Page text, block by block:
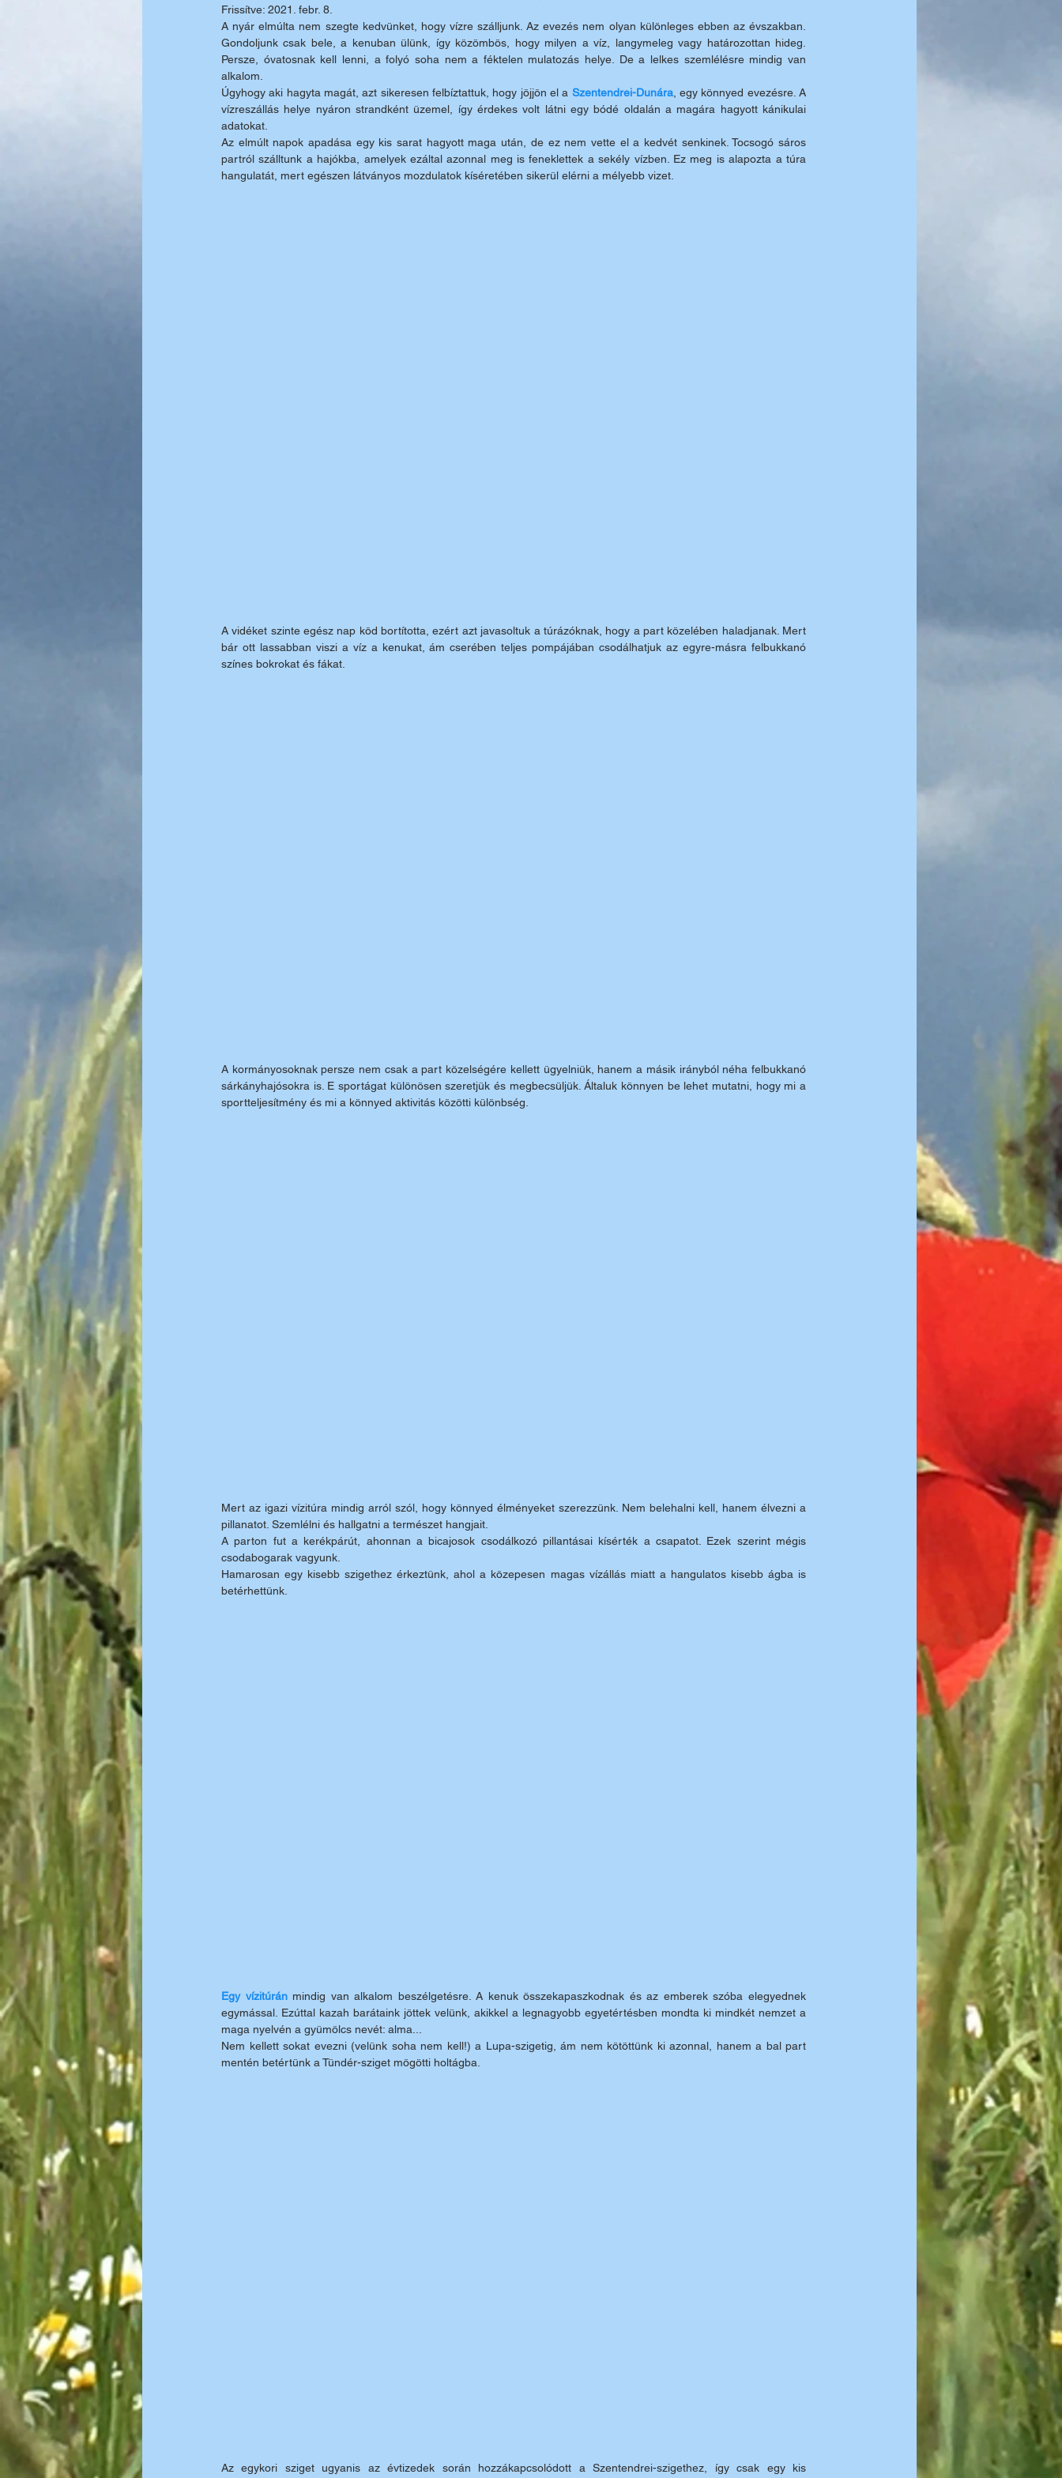
Frissítve: 2021. febr. 8.
A nyár elmúlta nem szegte kedvünket, hogy vízre szálljunk. Az evezés nem olyan különleges ebben az évszakban.
Gondoljunk csak bele, a kenuban ülünk, így közömbös, hogy milyen a víz, langymeleg vagy határozottan hideg.
Persze, óvatosnak kell lenni, a folyó soha nem a féktelen mulatozás helye. De a lelkes szemlélésre mindig van
alkalom.
Úgyhogy aki hagyta magát, azt sikeresen felbíztattuk, hogy jöjjön el a Szentendrei-Dunára, egy könnyed evezésre. A
vízreszállás helye nyáron strandként üzemel, így érdekes volt látni egy bódé oldalán a magára hagyott kánikulai
adatokat.
Az elmúlt napok apadása egy kis sarat hagyott maga után, de ez nem vette el a kedvét senkinek. Tocsogó sáros
partról szálltunk a hajókba, amelyek ezáltal azonnal meg is feneklettek a sekély vízben. Ez meg is alapozta a túra
hangulatát, mert egészen látványos mozdulatok kíséretében sikerül elérni a mélyebb vizet.
A vidéket szinte egész nap köd bortította, ezért azt javasoltuk a túrázóknak, hogy a part közelében haladjanak. Mert
bár ott lassabban viszi a víz a kenukat, ám cserében teljes pompájában csodálhatjuk az egyre-másra felbukkanó
színes bokrokat és fákat.
A kormányosoknak persze nem csak a part közelségére kellett ügyelniük, hanem a másik irányból néha felbukkanó
sárkányhajósokra is. E sportágat különösen szeretjük és megbecsüljük. Általuk könnyen be lehet mutatni, hogy mi a
sportteljesítmény és mi a könnyed aktivitás közötti különbség.
Mert az igazi vízitúra mindig arról szól, hogy könnyed élményeket szerezzünk. Nem belehalni kell, hanem élvezni a
pillanatot. Szemlélni és hallgatni a természet hangjait.
A parton fut a kerékpárút, ahonnan a bicajosok csodálkozó pillantásai kísérték a csapatot. Ezek szerint mégis
csodabogarak vagyunk.
Hamarosan egy kisebb szigethez érkeztünk, ahol a közepesen magas vízállás miatt a hangulatos kisebb ágba is
betérhettünk.
Egy vízitúrán mindig van alkalom beszélgetésre. A kenuk összekapaszkodnak és az emberek szóba elegyednek
egymással. Ezúttal kazah barátaink jöttek velünk, akikkel a legnagyobb egyetértésben mondta ki mindkét nemzet a
maga nyelvén a gyümölcs nevét: alma...
Nem kellett sokat evezni (velünk soha nem kell!) a Lupa-szigetig, ám nem kötöttünk ki azonnal, hanem a bal part
mentén betértünk a Tündér-sziget mögötti holtágba.
Az egykori sziget ugyanis az évtizedek során hozzákapcsolódott a Szentendrei-szigethez, így csak egy kis